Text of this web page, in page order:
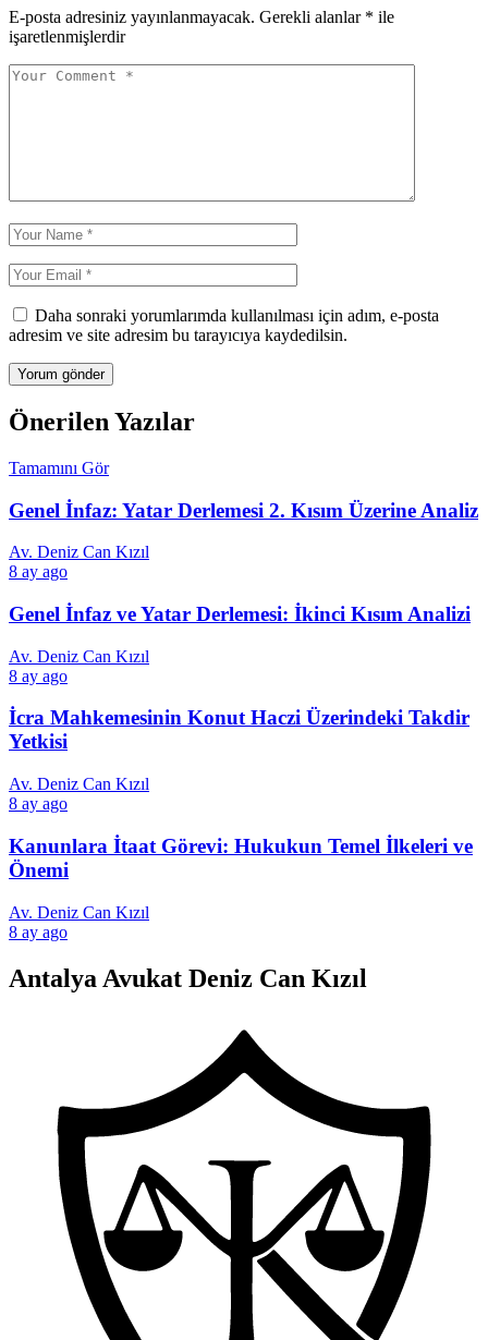
E-posta adresiniz yayınlanmayacak. Gerekli alanlar * ile
işaretlenmişlerdir
Daha sonraki yorumlarımda kullanılması için adım, e-posta
adresim ve site adresim bu tarayıcıya kaydedilsin.
Önerilen Yazılar
Tamamını Gör
Genel İnfaz: Yatar Derlemesi 2. Kısım Üzerine Analiz
Av. Deniz Can Kızıl
8 ay ago
Genel İnfaz ve Yatar Derlemesi: İkinci Kısım Analizi
Av. Deniz Can Kızıl
8 ay ago
İcra Mahkemesinin Konut Haczi Üzerindeki Takdir
Yetkisi
Av. Deniz Can Kızıl
8 ay ago
Kanunlara İtaat Görevi: Hukukun Temel İlkeleri ve
Önemi
Av. Deniz Can Kızıl
8 ay ago
Antalya Avukat Deniz Can Kızıl